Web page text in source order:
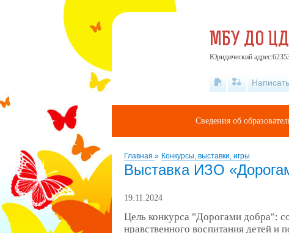
Главная » Конкурсы, выставки, игры
Выставка ИЗО
19.11.2024
Цель конкурса "Дорогами добра":
нравственного воспитания детей и
МБУ ДО
Юридический
Сведения об